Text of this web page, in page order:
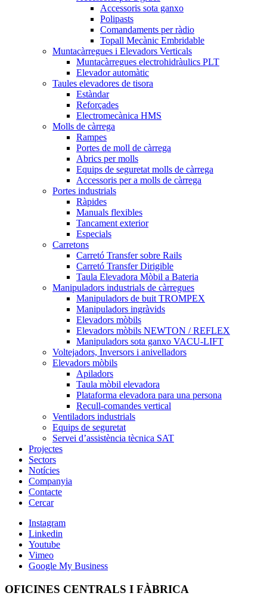
Accessoris sota ganxo
Polipasts
Comandaments per ràdio
Topall Mecànic Embridable
Muntacàrregues i Elevadors Verticals
Muntacàrregues electrohidràulics PLT
Elevador automàtic
Taules elevadores de tisora
Estàndar
Reforçades
Electromecànica HMS
Molls de càrrega
Rampes
Portes de moll de càrrega
Abrics per molls
Equips de seguretat molls de càrrega
Accessoris per a molls de càrrega
Portes industrials
Ràpides
Manuals flexibles
Tancament exterior
Especials
Carretons
Carretó Transfer sobre Rails
Carretó Transfer Dirigible
Taula Elevadora Mòbil a Bateria
Manipuladors industrials de càrregues
Manipuladors de buit TROMPEX
Manipuladors ingràvids
Elevadors mòbils
Elevadors mòbils NEWTON / REFLEX
Manipuladors sota ganxo VACU-LIFT
Voltejadors, Inversors i anivelladors
Elevadors mòbils
Apiladors
Taula mòbil elevadora
Plataforma elevadora para una persona
Recull-comandes vertical
Ventiladors industrials
Equips de seguretat
Servei d’assistència tècnica SAT
Projectes
Sectors
Notícies
Companyia
Contacte
Cercar
Instagram
Linkedin
Youtube
Vimeo
Google My Business
OFICINES CENTRALS I FÀBRICA